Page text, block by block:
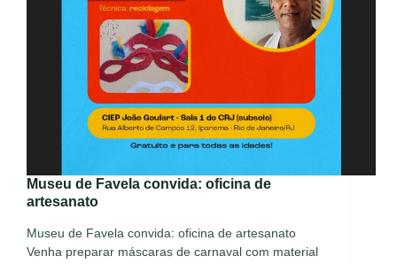
Museu de Favela convida: oficina de
artesanato
Museu de Favela convida: oficina de artesanato
Venha preparar máscaras de carnaval com material